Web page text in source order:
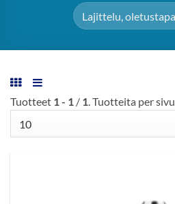
Tuotteet 1 - 1 / 1. Tuotteita per sivu